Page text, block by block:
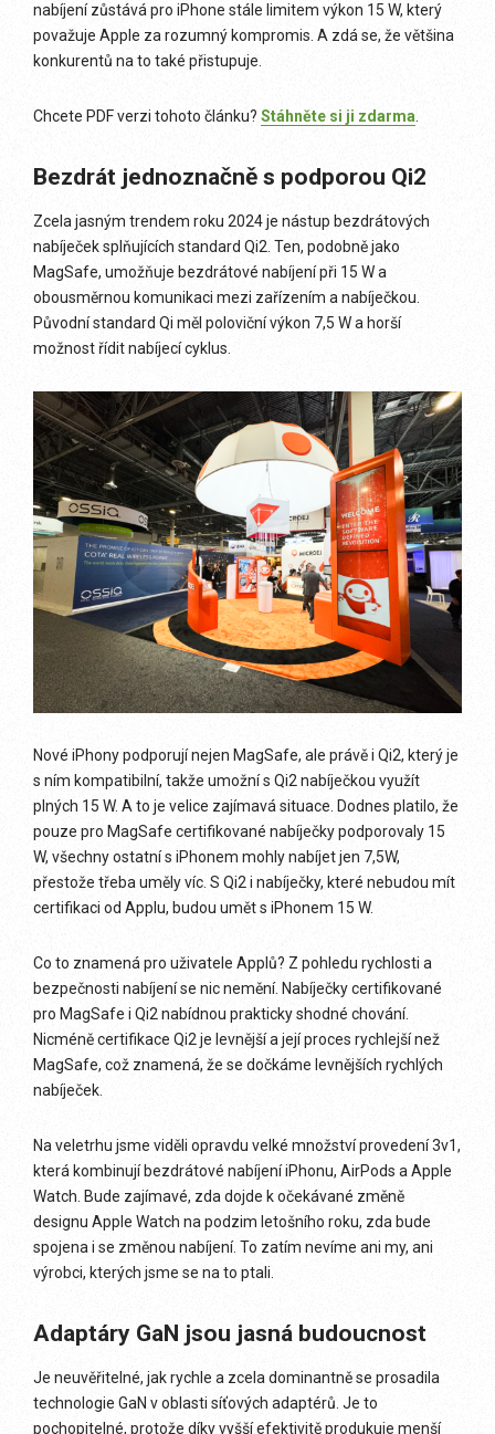
nabíjení zůstává pro iPhone stále limitem výkon 15 W, který
považuje Apple za rozumný kompromis. A zdá se, že většina
konkurentů na to také přistupuje.
Chcete PDF verzi tohoto článku? Stáhněte si ji zdarma
Bezdrát jednoznačně s podporou Qi2
Zcela jasným trendem roku 2024 je nástup bezdrátových
nabíječek splňujících standard Qi2. Ten, podobně jako
MagSafe, umožňuje bezdrátové nabíjení při 15 W a
obousměrnou komunikaci mezi zařízením a nabíječkou.
Původní standard Qi měl poloviční výkon 7,5 W a horší
možnost řídit nabíjecí cyklus.
Nové iPhony podporují nejen MagSafe, ale právě i Qi2, který je
s ním kompatibilní, takže umožní s Qi2 nabíječkou využít
plných 15 W. A to je velice zajímavá situace. Dodnes platilo, že
pouze pro MagSafe certifikované nabíječky podporovaly 15
W, všechny ostatní s iPhonem mohly nabíjet jen 7,5W,
přestože třeba uměly víc. S Qi2 i nabíječky, které nebudou mít
certifikaci od Applu, budou umět s iPhonem 15 W.
Co to znamená pro uživatele Applů? Z pohledu rychlosti a
bezpečnosti nabíjení se nic nemění. Nabíječky certifikované
pro MagSafe i Qi2 nabídnou prakticky shodné chování.
Nicméně certifikace Qi2 je levnější a její proces rychlejší než
MagSafe, což znamená, že se dočkáme levnějších rychlých
nabíječek.
Na veletrhu jsme viděli opravdu velké množství provedení 3v1,
která kombinují bezdrátové nabíjení iPhonu, AirPods a Apple
Watch. Bude zajímavé, zda dojde k očekávané změně
designu Apple Watch na podzim letošního roku, zda bude
spojena i se změnou nabíjení. To zatím nevíme ani my, ani
výrobci, kterých jsme se na to ptali.
Adaptáry GaN jsou jasná budoucnost
Je neuvěřitelné, jak rychle a zcela dominantně se prosadila
technologie GaN v oblasti síťových adaptérů. Je to
pochopitelné, protože díky vyšší efektivitě produkuje menší